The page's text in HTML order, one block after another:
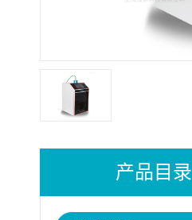
产品目录